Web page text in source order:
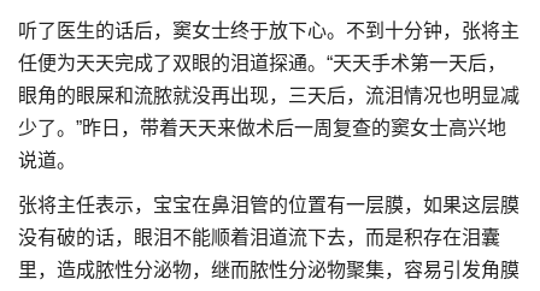
听了医生的话后，窦女士终于放下心。不到十分钟，张将主
任便为天天完成了双眼的泪道探通。“天天手术第一天后，
眼角的眼屎和流脓就没再出现，三天后，流泪情况也明显减
少了。”昨日，带着天天来做术后一周复查的窦女士高兴地
说道。
张将主任表示，宝宝在鼻泪管的位置有一层膜，如果这层膜
没有破的话，眼泪不能顺着泪道流下去，而是积存在泪囊
里，造成脓性分泌物，继而脓性分泌物聚集，容易引发角膜